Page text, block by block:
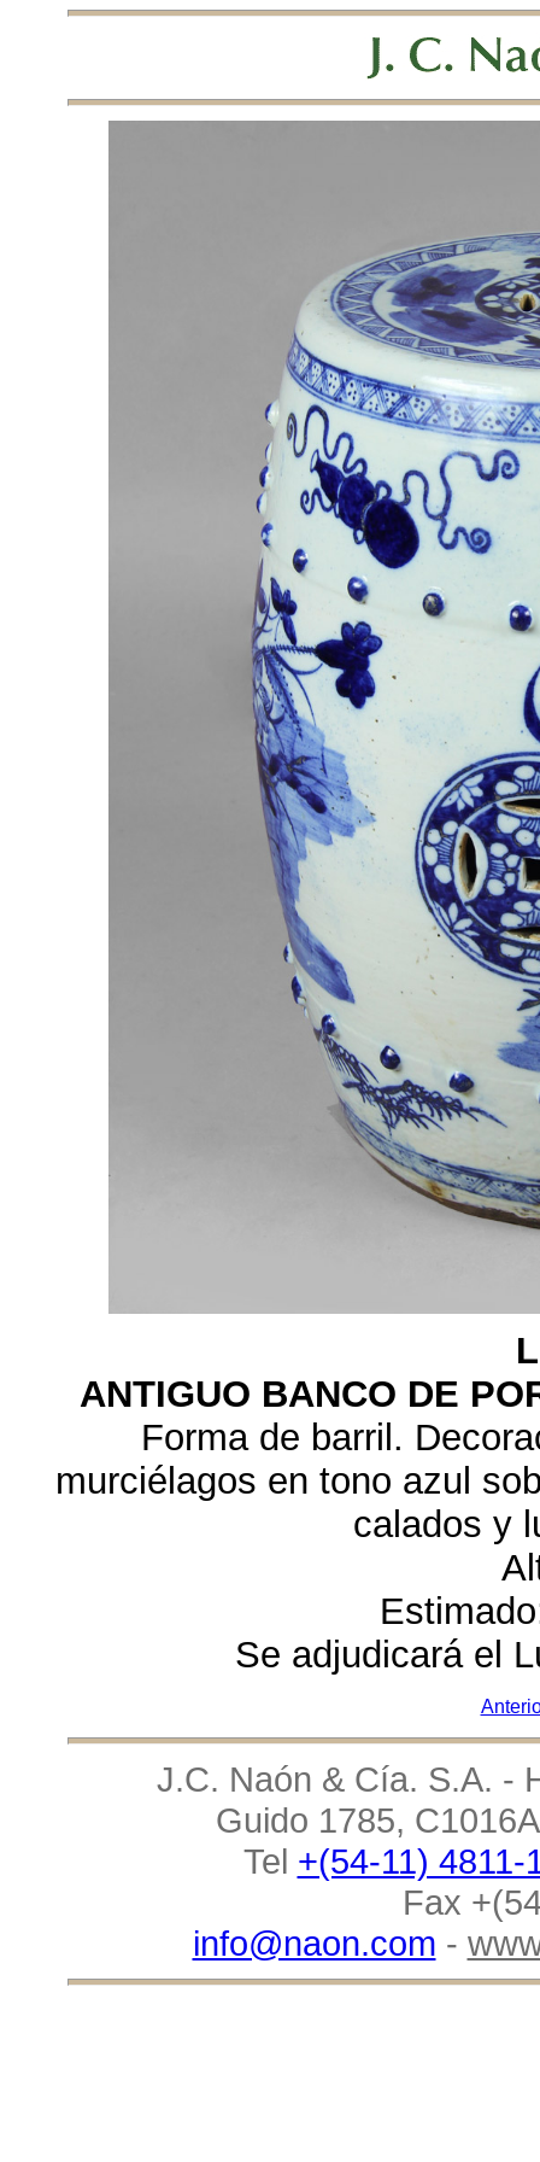
ANTIGUO BANCO DE
Forma de barril.
murciélagos en tono azul
calados y
Se adjudicará el
J.C. Naón & Cía. S.A. -
Guido 1785,
Tel +(54-11) 4811-
Fax
info@naon.com -